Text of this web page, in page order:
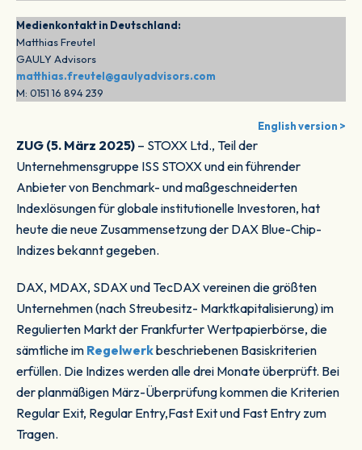
Medienkontakt in Deutschland:
Matthias Freutel
GAULY Advisors
matthias.freutel@gaulyadvisors.com
M: 0151 16 894 239
English version >
ZUG (5. März 2025) – STOXX Ltd., Teil der
Unternehmensgruppe ISS STOXX und ein führender
Anbieter von Benchmark- und maßgeschneiderten
Indexlösungen für globale institutionelle Investoren, hat
heute die neue Zusammensetzung der DAX Blue-Chip-
Indizes bekannt gegeben.
DAX, MDAX, SDAX und TecDAX vereinen die größten
Unternehmen (nach Streubesitz- Marktkapitalisierung) im
Regulierten Markt der Frankfurter Wertpapierbörse, die
sämtliche im Regelwerkbeschriebenen Basiskriterien
erfüllen. Die Indizes werden alle drei Monate überprüft. Bei
der planmäßigen März-Überprüfung kommen die Kriterien
Regular Exit, Regular Entry,Fast Exit und Fast Entry zum
Tragen.